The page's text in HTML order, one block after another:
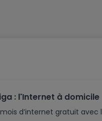
: l'Internet à domicile
mois d’internet gratuit